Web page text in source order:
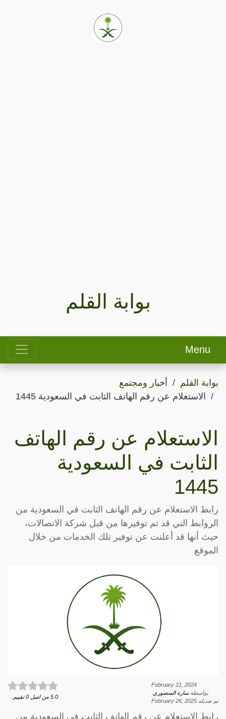
بوابة القلم
Menu
بوابة القلم
أخبار ومجتمع
الاستعلام عن رقم الهاتف الثابت في السعودية 1445
الاستعلام عن رقم الهاتف
الثابت في السعودية
1445
رابط الاستعلام عن رقم الهاتف الثابت في السعودية من
الروابط التي قد تم توفيرها من قبل شركة الاتصالات،
حيث أنها قد أعلنت عن توفير تلك الخدمات من خلال
الموقع
February 21, 2024
بواسطةسارة المنصوري
تم تعديله February 26, 2025
0
5 من اصل 0 تقييم.
رابط الاستعلام عن رقم الهاتف الثابت في السعودية من